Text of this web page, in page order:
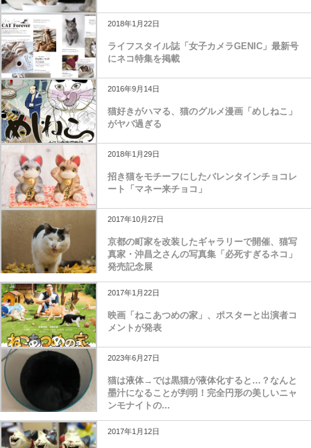
2018年1月22日
ライフスタイル誌「女子カメラGENIC」最新号
にネコ特集を掲載
2016年9月14日
猫好きがハマる、猫のグルメ漫画「めしねこ」
がヤバ過ぎる
2018年1月29日
招き猫をモチーフにしたバレンタインチョコレ
ート「マネー来チョコ」
2017年10月27日
京都の町家を改装したギャラリーで開催、猫写
真家・沖昌之さんの写真集「必死すぎるネコ」
発売記念展
2017年1月22日
映画「ねこあつめの家」、ポスターと出演者コ
メントが発表
2023年6月27日
猫は液体→では黒猫が液体化すると…？なんと
墨汁になることが判明！完全円形の美しいニャ
ンモナイトの...
2017年1月12日